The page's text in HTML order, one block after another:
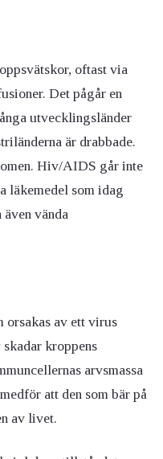
oftast via
Det pågår en
utvecklingsländer
är drabbade.
Hiv/AIDS går inte
läkemedel som idag
vända
orsakas av ett virus
kroppens
arvsmassa
att den som bär på
av livet.